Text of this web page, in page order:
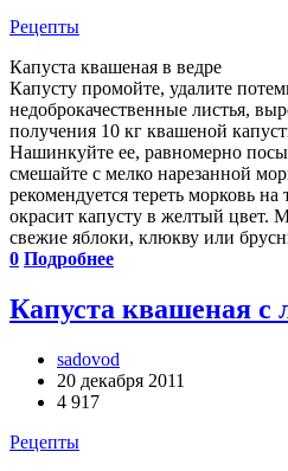
Рецепты
Капуста квашеная в ведре
Капусту промойте, удалите
недоброкачественные листья,
получения 10 кг квашеной
Нашинкуйте ее, равномерно
смешайте с мелко нарезанной
рекомендуется тереть морковь
окрасит капусту в желтый цвет.
свежие яблоки, клюкву или
0 Подробнее
Капуста квашеная с
sadovod
20 декабря 2011
4 917
Рецепты